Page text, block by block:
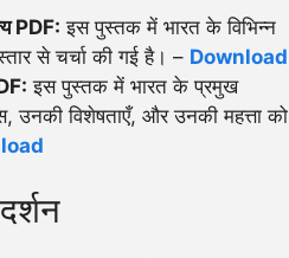
PDF: इस पुस्तक में भारत के विभिन्न
से चर्चा की गई है। – Download
इस पुस्तक में भारत के प्रमुख
उनकी विशेषताएँ, और उनकी महत्ता को